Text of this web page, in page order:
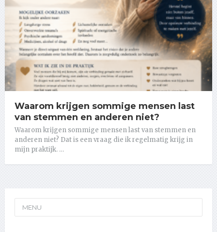
Waarom krijgen sommige mensen last
van stemmen en anderen niet?
Waarom krijgen sommige mensen last van stemmen en
anderen niet? Dat is een vraag die ik regelmatig krijg in
mijn praktijk. …
MENU